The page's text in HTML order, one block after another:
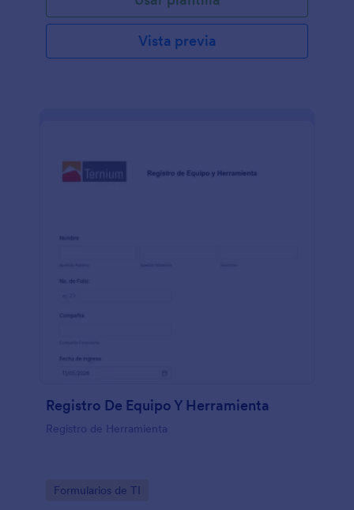
Vista previa
Registro De Equipo Y Herramienta
Registro de Herramienta
Go to Category:
Formularios de TI